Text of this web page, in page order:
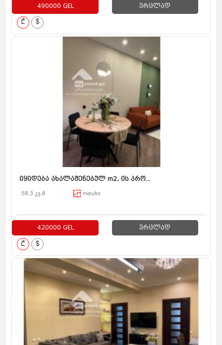
490000 GEL ვრცლად
₾ $
იყიდება ახალაშენებულ m2, ის პრო...
58.3 კვ.მ ოთახი
420000 GEL ვრცლად
₾ $